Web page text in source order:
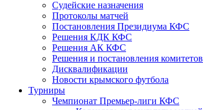
Судейские назначения
Протоколы матчей
Постановления Президиума КФС
Решения КДК КФС
Решения АК КФС
Решения и постановления комитетов
Дисквалификации
Новости крымского футбола
Турниры
Чемпионат Премьер-лиги КФС